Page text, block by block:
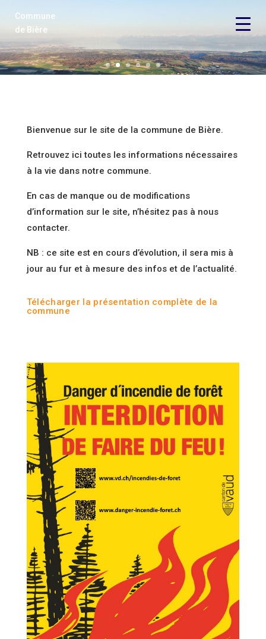
Vie politique
Commune
de Bière
Bienvenue sur le site de la commune de Bière.
Retrouvez ici toutes les informations nécessaires
à la vie dans notre commune.
En cas de manque ou de modifications
d’information sur le site, n’hésitez pas à nous
contacter.
NB : ce site est en cours d’évolution, il sera mis à
jour au fur et à mesure des infos et de l’actualité.
Télécharger la présentation complète de la
commune